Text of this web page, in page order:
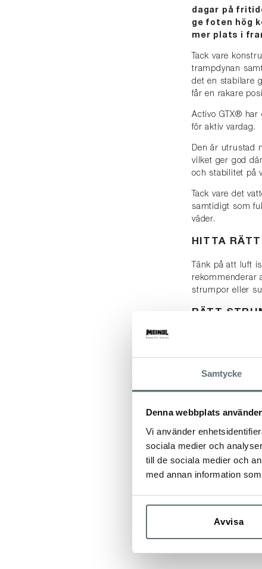
Samtycke
Denna webbplats
Vi använder
sociala medier och
till de sociala medier och
med annan information
Avvisa
dagar på
ge foten hög
mer plats i
Tack vare
trampdynan
det en stabilare
får en rakare
Activo GTX®
för aktiv vardag.
Den är utrustad
vilket ger god
och stabilitet på
Tack vare det
samtidigt som
väder.
HITTA
Tänk på att luft
rekommenderar
strumpor eller
RÄTT
klimatkomforten.
Leta efter
mycket
blandning av
VÅRDA
Alla Meindls
Så impregnera